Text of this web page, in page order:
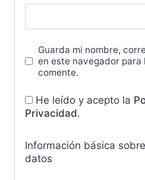
Guarda mi nombre,
en este navegador para
comente.
He leído y acepto la
Privacidad.
Información básica
datos